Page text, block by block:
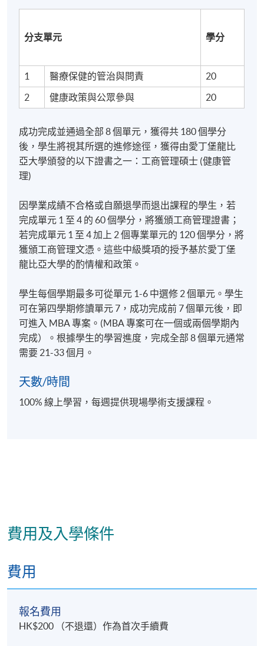
完成工商管理碩士（健康管理）課程所需時間最短為
21 個月，最長為 33 個月。
課程以兼讀模式授課。採用成果導向的學習方式。依
據不同的學習路徑，會結合個人作業、案例研究作
業、測驗和專案，以達到個別單元的學習成果和課程
學習成果的要求。
學生每個學期最多可從單元 1 至 6 中選修兩個單元。學
生可在第四學期修讀單元 7，成功完成前 7 個單元後，
便可進入 MBA 專案。(MBA 專案可在一個或兩個學期
內完成）。根據學生的學習進度，完成全部 8 個單元通
常需要 21-33 個月。
核心單元
1) 高績效組織的建立與市場營銷
本單元介紹多種可用於衡量組織成功與否的工具 - 著重
定，以及持續行銷和新興問題。
2) 管理與組織變革
行為，包括態度、認知、動機、群體、團隊和領導能
力；以及瞭解管理流程，並發展在人員和流程管理方
分支單元 學分
1 醫療保健的管治與問責
20
2
健康政策與公眾參與 20
成功完成並通過全部 8 個單元，獲得共 180 個學分
後，學生將視其所選的進修途徑，獲得由愛丁堡龍比
亞大學頒發的以下證書之一：工商管理碩士 (健康管
理)
因學業成績不合格或自願退學而退出課程的學生，若
完成單元 1 至 4 的 60 個學分，將獲頒工商管理證書；
若完成單元 1 至 4 加上 2 個專業單元的 120 個學分，將
獲頒工商管理文憑。這些中級獎項的授予基於愛丁堡
龍比亞大學的酌情權和政策。
學生每個學期最多可從單元 1-6 中選修 2 個單元。學生
可在第四學期修讀單元 7，成功完成前 7 個單元後，即
可進入 MBA 專案。(MBA 專案可在一個或兩個學期內
完成）。根據學生的學習進度，完成全部 8 個單元通常
需要 21-33 個月。
天數/時間
100% 線上學習，每週提供現場學術支援課程。
費用及入學條件
費用
報名費用
HK$200 （不退還）作為首次手續費